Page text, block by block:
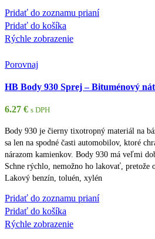
Pridať do zoznamu prianí
Pridať do košíka
Rýchle zobrazenie
Porovnaj
HB Body 930 Sprej – Bituménový
6.27 € s DPH
Body 930 je čierny tixotropný materiál na
sa len na spodné časti automobilov, ktoré
nárazom kamienkov. Body 930 má veľmi
Schne rýchlo, nemožno ho lakovať, pretože
Lakový benzín, toluén, xylén
Pridať do zoznamu prianí
Pridať do košíka
Rýchle zobrazenie